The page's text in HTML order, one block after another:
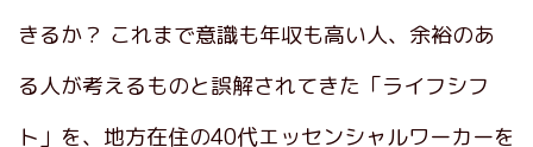
きるか？ これまで意識も年収も高い人、余裕のあ
る人が考えるものと誤解されてきた「ライフシフ
ト」を、地方在住の40代エッセンシャルワーカーを